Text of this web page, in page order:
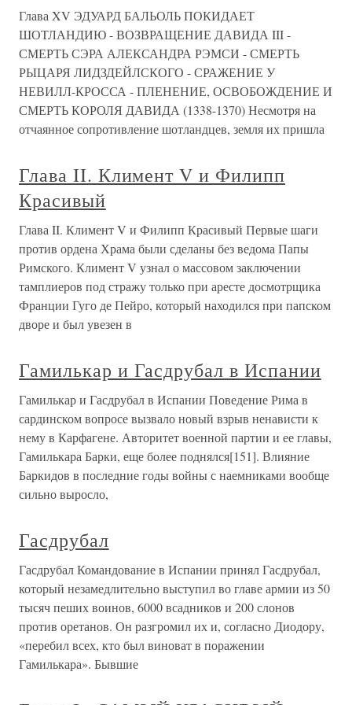
Глава XV ЭДУАРД БАЛЬОЛЬ ПОКИДАЕТ
ШОТЛАНДИЮ - ВОЗВРАЩЕНИЕ ДАВИДА III -
СМЕРТЬ СЭРА АЛЕКСАНДРА РЭМСИ - СМЕРТЬ
РЫЦАРЯ ЛИДЗДЕЙЛСКОГО - СРАЖЕНИЕ У
НЕВИЛЛ-КРОССА - ПЛЕНЕНИЕ, ОСВОБОЖДЕНИЕ И
СМЕРТЬ КОРОЛЯ ДАВИДА (1338-1370) Несмотря на
отчаянное сопротивление шотландцев, земля их пришла
Глава II. Климент V и Филипп
Красивый
Глава II. Климент V и Филипп Красивый Первые шаги
против ордена Храма были сделаны без ведома Папы
Римского. Климент V узнал о массовом заключении
тамплиеров под стражу только при аресте досмотрщика
Франции Гуго де Пейро, который находился при папском
дворе и был увезен в
Гамилькар и Гасдрубал в Испании
Гамилькар и Гасдрубал в Испании Поведение Рима в
сардинском вопросе вызвало новый взрыв ненависти к
нему в Карфагене. Авторитет военной партии и ее главы,
Гамилькара Барки, еще более поднялся[151]. Влияние
Баркидов в последние годы войны с наемниками вообще
сильно выросло,
Гасдрубал
Гасдрубал Командование в Испании принял Гасдрубал,
который незамедлительно выступил во главе армии из 50
тысяч пеших воинов, 6000 всадников и 200 слонов
против оретанов. Он разгромил их и, согласно Диодору,
«перебил всех, кто был виноват в поражении
Гамилькара». Бывшие